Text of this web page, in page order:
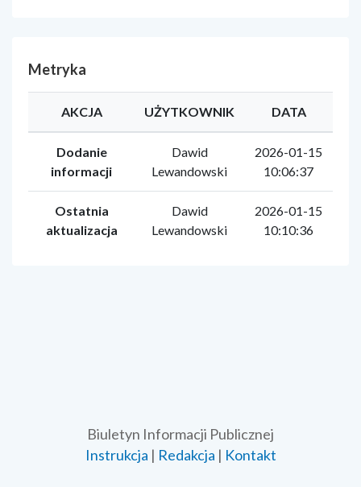
Metryka
AKCJA UŻYTKOWNIK DATA
Dodanie
informacji
Dawid
Lewandowski
2026-01-15
10:06:37
Ostatnia
aktualizacja
Dawid
Lewandowski
2026-01-15
10:10:36
Biuletyn Informacji Publicznej
Instrukcja | Redakcja | Kontakt